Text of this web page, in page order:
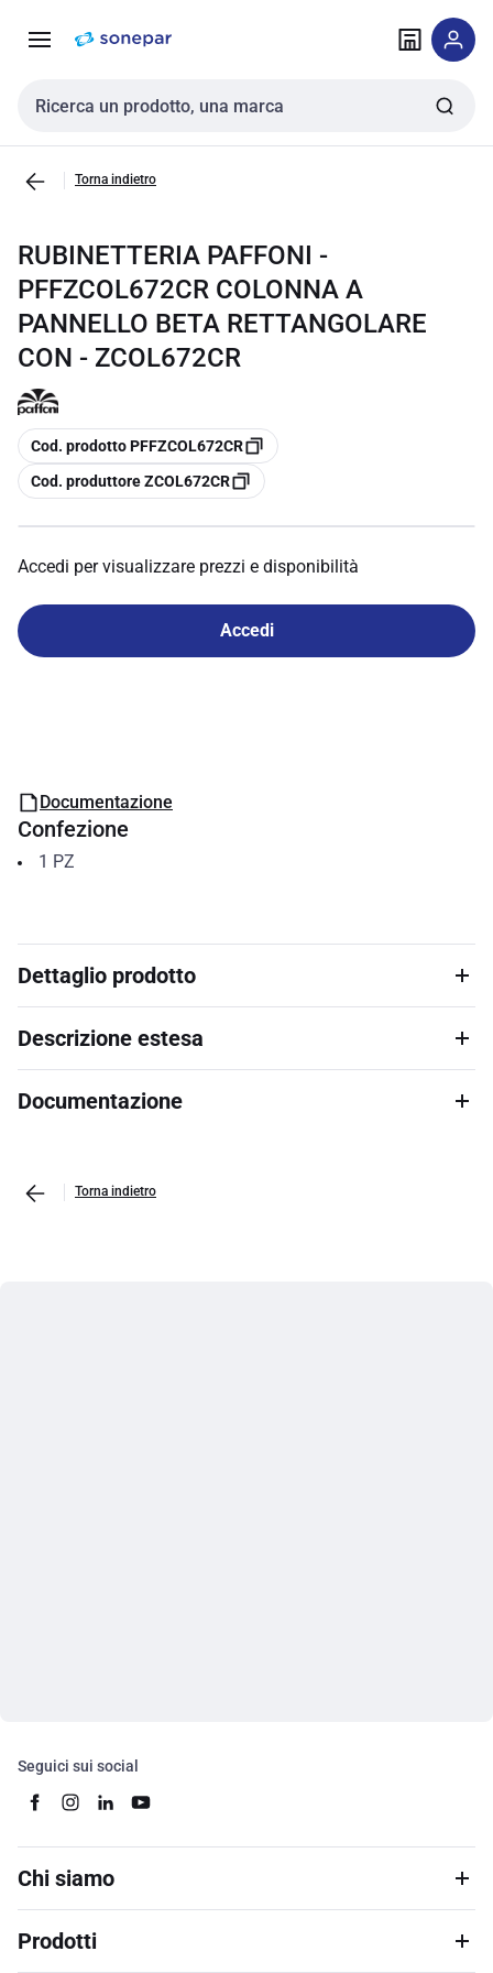
navigazione alla
Cerca input
Torna indietro
RUBINETTERIA PAFFONI -
PFFZCOL672CR COLONNA A
PANNELLO BETA RETTANGOLARE
CON - ZCOL672CR
copia
Cod. prodotto PFFZCOL672CR
copia
Cod. produttore ZCOL672CR
Accedi per visualizzare prezzi e disponibilità
Accedi
Documentazione
Confezione
1 PZ
Dettaglio prodotto
Descrizione estesa
Documentazione
Torna indietro
Seguici sui social
Chi siamo
Prodotti